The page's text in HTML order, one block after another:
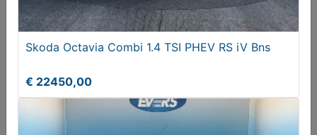
Renault Clio 0.9 TCe Limited
Skoda Octavia Combi 1.4 TSI PHEV RS iV Bns
€ 22450,00